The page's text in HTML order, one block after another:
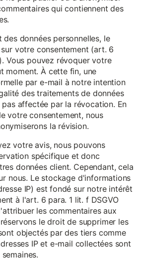
qui contiennent des
données personnelles, le
votre consentement (art. 6
Vous pouvez révoquer votre
moment. À cette fin, une
par e-mail à notre intention
des traitements de données
affectée par la révocation. En
votre consentement, nous
la révision.
votre avis, nous pouvons
spécifique et donc
données client. Cependant, cela
nous. Le stockage d'informations
IP) est fondé sur notre intérêt
à l'art. 6 para. 1 lit. f DSGVO
les commentaires aux
le droit de supprimer les
objectés par des tiers comme
IP et e-mail collectées sont